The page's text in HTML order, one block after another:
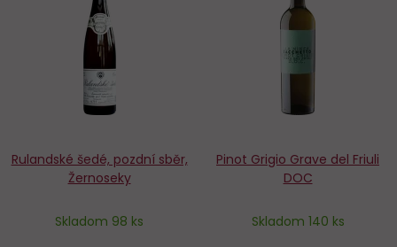
Rulandské šedé, pozdní sběr,
Žernoseky
Skladom 98 ks
Pinot Grigio Grave del Friuli
DOC
Skladom 140 ks